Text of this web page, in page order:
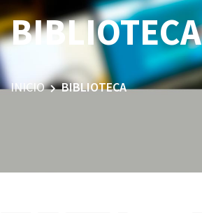
BIBLIOTECA
INICIO BIBLIOTECA